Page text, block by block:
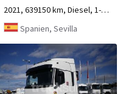
2021, 639150 km, Diesel, 1-Achse
Spanien, Sevilla